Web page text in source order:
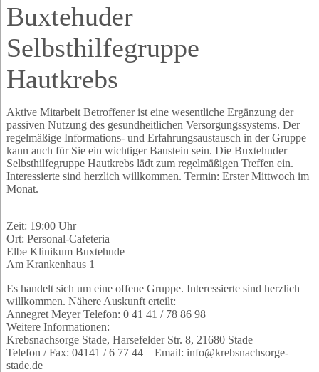
Buxtehuder
Selbsthilfegruppe
Hautkrebs
Aktive Mitarbeit Betroffener ist eine wesentliche Ergänzung der
passiven Nutzung des gesundheitlichen Versorgungssystems. Der
regelmäßige Informations- und Erfahrungsaustausch in der Gruppe
kann auch für Sie ein wichtiger Baustein sein. Die Buxtehuder
Selbsthilfegruppe Hautkrebs lädt zum regelmäßigen Treffen ein.
Interessierte sind herzlich willkommen. Termin: Erster Mittwoch im
Monat.
Zeit: 19:00 Uhr
Ort: Personal-Cafeteria
Elbe Klinikum Buxtehude
Am Krankenhaus 1
Es handelt sich um eine offene Gruppe. Interessierte sind herzlich
willkommen. Nähere Auskunft erteilt:
Annegret Meyer Telefon: 0 41 41 / 78 86 98
Weitere Informationen:
Krebsnachsorge Stade, Harsefelder Str. 8, 21680 Stade
Telefon / Fax: 04141 / 6 77 44 – Email: info@krebsnachsorge-
stade.de